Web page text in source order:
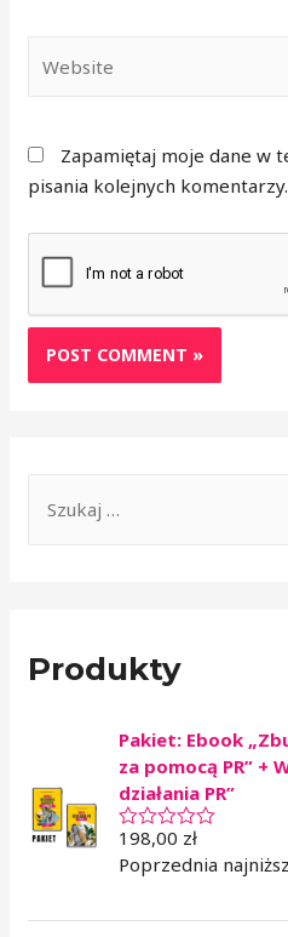
Zapamiętaj moje dane w
pisania kolejnych komentarzy.
Produkty
Pakiet: Ebook
za pomocą PR” +
działania PR”
O
c
198,00 zł
Poprzednia